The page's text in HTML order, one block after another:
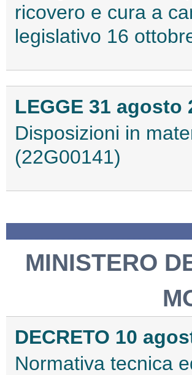
ricovero e cura a
legislativo 16
LEGGE 31 agosto
Disposizioni in
(22G00141)
MINISTERO
DECRETO 10
Normativa tecnica